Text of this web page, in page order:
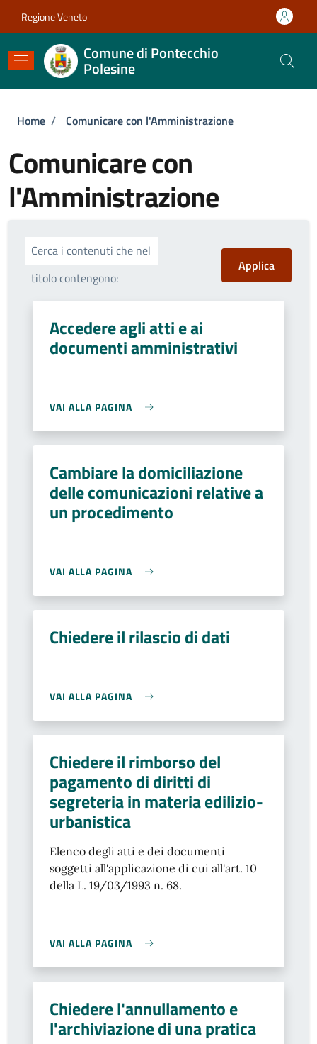
Regione Veneto
Comune di Pontecchio
Polesine
Briciole di pane
Home / Comunicare con l'Amministrazione
Comunicare con
l'Amministrazione
Cerca i contenuti che nel
titolo contengono:
Accedere agli atti e ai
documenti amministrativi
VAI ALLA PAGINA
Cambiare la domiciliazione
delle comunicazioni relative a
un procedimento
VAI ALLA PAGINA
Chiedere il rilascio di dati
VAI ALLA PAGINA
Chiedere il rimborso del
pagamento di diritti di
segreteria in materia edilizio-
urbanistica
Elenco degli atti e dei documenti
soggetti all'applicazione di cui all'art. 10
della L. 19/03/1993 n. 68.
VAI ALLA PAGINA
Chiedere l'annullamento e
l'archiviazione di una pratica